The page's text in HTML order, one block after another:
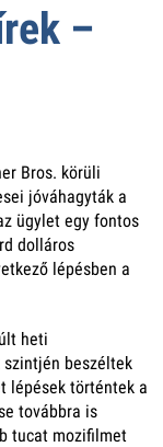
–
Bros. körüli
jóváhagyták a
ügylet egy fontos
dolláros
lépésben a
heti
szintjén beszéltek
lépések történtek a
továbbra is
tucat mozifilmet